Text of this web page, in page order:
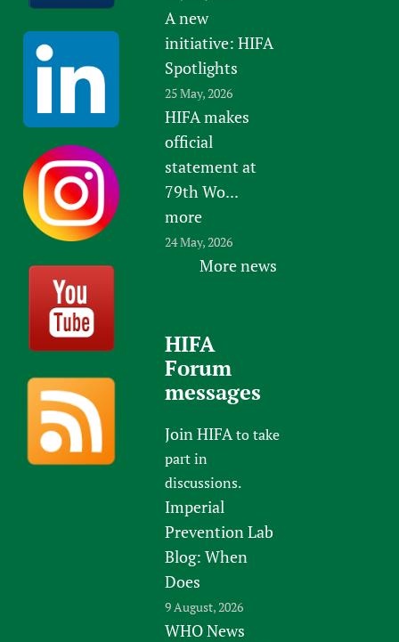
A new
initiative: HIFA
Spotlights
25 May, 2026
HIFA makes
official
statement at
79th Wo...
more
24 May, 2026
More news
HIFA
Forum
messages
Join HIFAto take
part in
discussions.
Imperial
Prevention Lab
Blog: When
Does
9 August, 2026
WHO News